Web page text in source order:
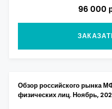
96 000
Обзор российского рынка
физических лиц. Ноябрь,